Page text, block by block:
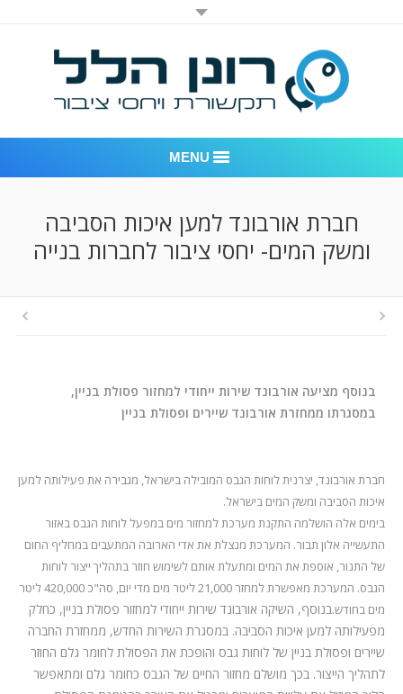
MENU
אודות החברה
צור קשר
חברת אורבונד למען איכות הסביבה
ומשק המים- יחסי ציבור לחברות בנייה
בנוסף מציעה אורבונד שירות ייחודי למחזור פסולת בניין,
במסגרתו ממחזרת אורבונד שיירים ופסולת בניין
חברת אורבונד, יצרנית לוחות הגבס המובילה בישראל, מגבירה את פעילותה למען
איכות הסביבה ומשק המים בישראל.
בימים אלה הושלמה התקנת מערכת למחזור מים במפעל לוחות הגבס באזור
התעשייה אלון תבור. המערכת מנצלת את אדי הארובה המתעבים במחליף החום
של התנור, אוספת את המים ומתעלת אותם לשימוש חוזר בתהליך ייצור לוחות
הגבס. המערכת מאפשרת למחזר 21,000 ליטר מים מדי יום, סה"כ 420,000 ליטר
מים בחודש.בנוסף, השיקה אורבונד שירות ייחודי למחזור פסולת בניין, כחלק
מפעילותה למען איכות הסביבה. במסגרת השירות החדש, ממחזרת החברה
שיירים ופסולת בניין של לוחות גבס והופכת את הפסולת לחומר גלם החוזר
לתהליך הייצור. בכך מושלם מחזור החיים של הגבס כחומר גלם ומתאפשר